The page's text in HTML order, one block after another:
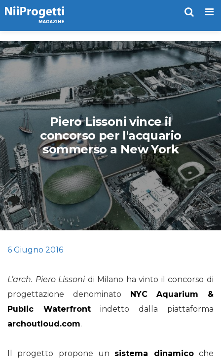
Piero Lissoni vince il
concorso per l'acquario
sommerso a New York
6 Giugno 2016
L’arch. Piero Lissonidi Milano ha vinto il concorso di
progettazione denominato NYC Aquarium &
Public Waterfront indetto dalla piattaforma
archoutloud.com.
Il progetto propone un sistema dinamicoche